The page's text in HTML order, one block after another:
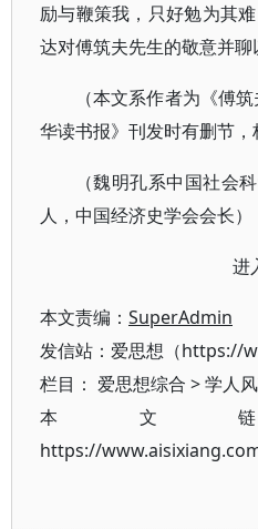
励与鞭策我，只好勉为其
达对傅筑夫先生的敬意并聊
（本文系作者为《傅
华读书报》刊发时有删节，
（魏明孔系中国社会
人，中国经济史学会会长）
进
本文责编： SuperAdmin
发信站：爱思想（https://
栏目： 爱思想综合 >学人
本文
https://